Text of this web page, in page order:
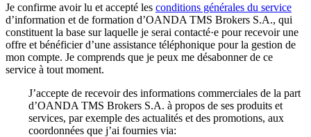
Je confirme avoir lu et accepté les conditions générales du service
d’information et de formation d’OANDA TMS Brokers S.A., qui
constituent la base sur laquelle je serai contacté·e pour recevoir une
offre et bénéficier d’une assistance téléphonique pour la gestion de
mon compte. Je comprends que je peux me désabonner de ce
service à tout moment.
J’accepte de recevoir des informations commerciales de la part
d’OANDA TMS Brokers S.A. à propos de ses produits et
services, par exemple des actualités et des promotions, aux
coordonnées que j’ai fournies via: